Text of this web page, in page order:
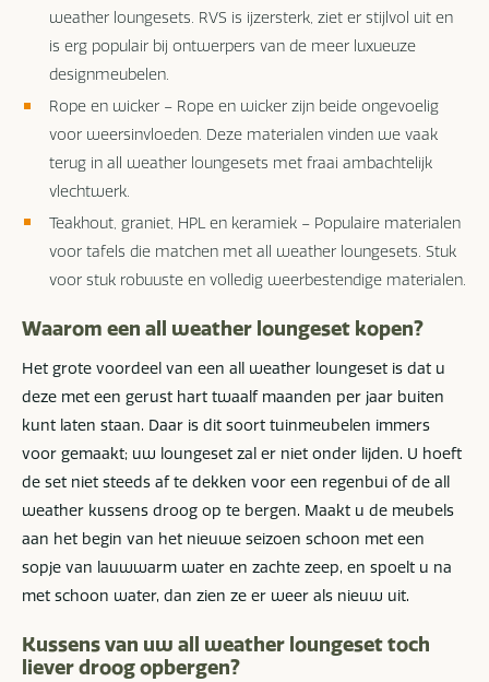
weather loungesets. RVS is ijzersterk, ziet er stijlvol uit en
is erg populair bij ontwerpers van de meer luxueuze
designmeubelen.
Rope en wicker – Rope en wicker zijn beide ongevoelig
voor weersinvloeden. Deze materialen vinden we vaak
terug in all weather loungesets met fraai ambachtelijk
vlechtwerk.
Teakhout, graniet, HPL en keramiek – Populaire materialen
voor tafels die matchen met all weather loungesets. Stuk
voor stuk robuuste en volledig weerbestendige materialen.
Waarom een all weather loungeset kopen?
Het grote voordeel van een all weather loungeset is dat u
deze met een gerust hart twaalf maanden per jaar buiten
kunt laten staan. Daar is dit soort tuinmeubelen immers
voor gemaakt; uw loungeset zal er niet onder lijden. U hoeft
de set niet steeds af te dekken voor een regenbui of de all
weather kussens droog op te bergen. Maakt u de meubels
aan het begin van het nieuwe seizoen schoon met een
sopje van lauwwarm water en zachte zeep, en spoelt u na
met schoon water, dan zien ze er weer als nieuw uit.
Kussens van uw all weather loungeset toch
liever droog opbergen?